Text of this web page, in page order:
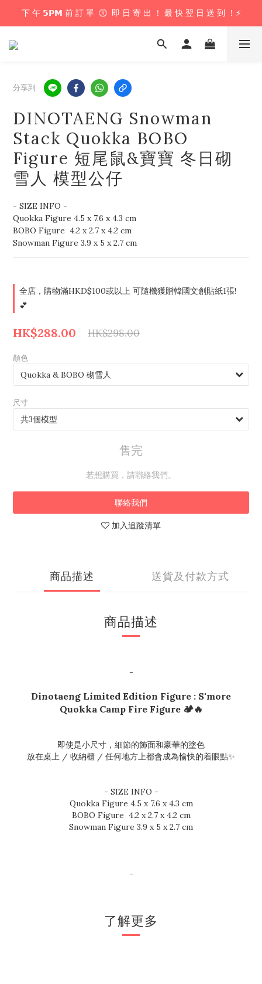
下 午 𝟱𝗣𝗠 前 訂 單  🕔  即 日 寄 出 ！ 最 快 翌 日 送 到 ！⚡️
下 午 𝟱𝗣𝗠 前 訂 單  🕔  即 日 寄 出 ！ 最 快 翌 日 送 到 ！⚡️
📦 購 物 滿 $𝟲𝟬𝟬 即 享 免 運 優 惠 ！ (公仔花束商品除外) 📦
下 午 𝟱𝗣𝗠 前 訂 單  🕔  即 日 寄 出 ！ 最 快 翌 日 送 到 ！⚡️
分享到
DINOTAENG Snowman
Stack Quokka BOBO
Figure 短尾鼠&寶寶 冬日砌
雪人 模型公仔
- SIZE INFO -
Quokka Figure 4.5 x 7.6 x 4.3 cm
BOBO Figure  4.2 x 2.7 x 4.2 cm
Snowman Figure 3.9 x 5 x 2.7 cm
全店，購物滿HKD$100或以上 可隨機獲贈韓國文創貼紙1張!
💕
HK$288.00 HK$298.00
顏色
尺寸
售完
若想購買，請聯絡我們。
聯絡我們
加入追蹤清單
商品描述 送貨及付款方式
商品描述
-
Dinotaeng Limited Edition Figure : S'more
Quokka Camp Fire Figure 🏕️🔥
即使是小尺寸，細節的飾面和豪華的塗色
放在桌上 / 收納櫃 / 任何地方上都會成為愉快的着眼點✨
- SIZE INFO -
Quokka Figure 4.5 x 7.6 x 4.3 cm
BOBO Figure 4.2 x 2.7 x 4.2 cm
Snowman Figure 3.9 x 5 x 2.7 cm
-
了解更多